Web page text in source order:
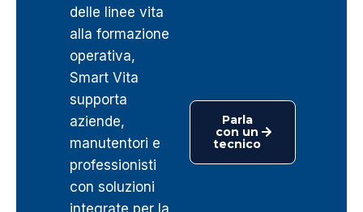
delle linee vita
alla formazione
operativa,
Smart Vita
supporta
aziende,
manutentori e
professionisti
con soluzioni
Parla
con un
tecnico